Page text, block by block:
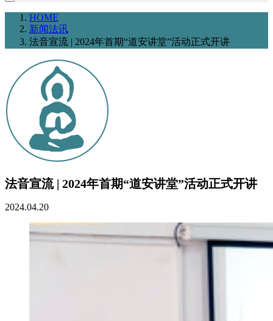
HOME
新闻法讯
法音宣流 | 2024年首期“道安讲堂”活动正式开讲
法音宣流 | 2024年首期“道安讲堂”活动正式开讲
2024.04.20